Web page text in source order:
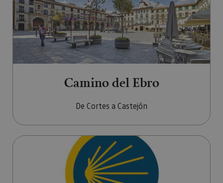
Camino del Ebro
De Cortes a Castejón
Ir a Camino de Sakana